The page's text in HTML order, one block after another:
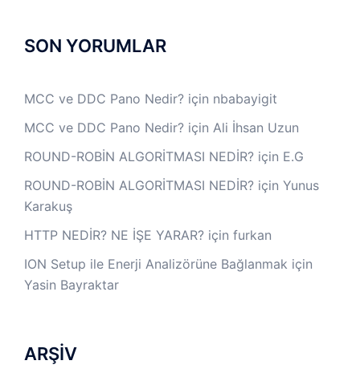
SON YORUMLAR
MCC ve DDC Pano Nedir? için nbabayigit
MCC ve DDC Pano Nedir? için Ali İhsan Uzun
ROUND-ROBİN ALGORİTMASI NEDİR? için E.G
ROUND-ROBİN ALGORİTMASI NEDİR? için Yunus
Karakuş
HTTP NEDİR? NE İŞE YARAR? için furkan
ION Setup ile Enerji Analizörüne Bağlanmak için
Yasin Bayraktar
ARŞİV